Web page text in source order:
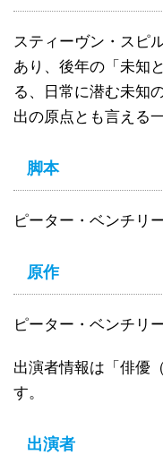
スティーヴン・スピ
あり、後年の「未知
る、日常に潜む未知
出の原点とも言える
脚本
ピーター・ベンチリ
原作
ピーター・ベンチリ
出演者情報は「俳優
す。
出演者